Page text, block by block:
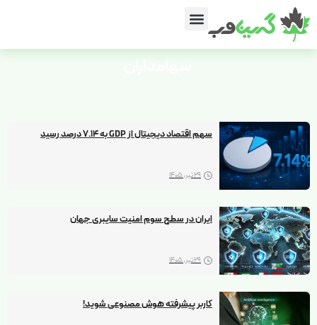
سهم اقتصاد دیجیتال از GDP به 7.14 درصد رسید
29 تیر, 1405
ایران در سطح سوم امنیت سایبری جهان
29 تیر, 1405
کاربر پیشرفته هوش مصنوعی شوید!